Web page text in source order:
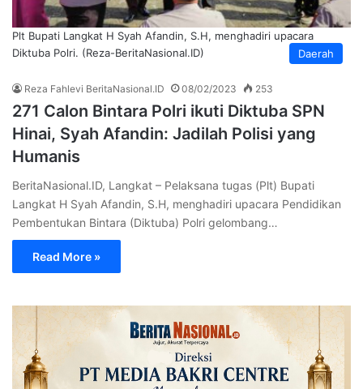
Daerah
Plt Bupati Langkat H Syah Afandin, S.H, menghadiri upacara
Diktuba Polri. (Reza-BeritaNasional.ID)
Reza Fahlevi BeritaNasional.ID 08/02/2023 253
271 Calon Bintara Polri ikuti Diktuba SPN
Hinai, Syah Afandin: Jadilah Polisi yang
Humanis
BeritaNasional.ID, Langkat – Pelaksana tugas (Plt) Bupati
Langkat H Syah Afandin, S.H, menghadiri upacara Pendidikan
Pembentukan Bintara (Diktuba) Polri gelombang…
Read More »